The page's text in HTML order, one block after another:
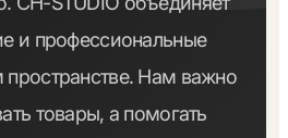
и профессиональные
Нам важно
товары, а помогать